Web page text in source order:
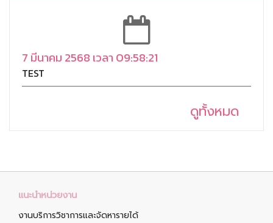
7 มีนาคม 2568 เวลา 09:58:21
TEST
ดูทั้งหมด
แนะนำหน่วยงาน
งานบริการวิชาการและจัดหารายได้